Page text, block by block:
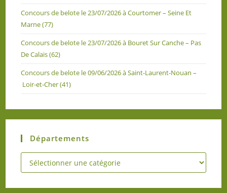
Concours de belote le 23/07/2026 à Courtomer – Seine Et
Marne (77)
Concours de belote le 23/07/2026 à Bouret Sur Canche – Pas
De Calais (62)
Concours de belote le 09/06/2026 à Saint-Laurent-Nouan –
Loir-et-Cher (41)
Départements